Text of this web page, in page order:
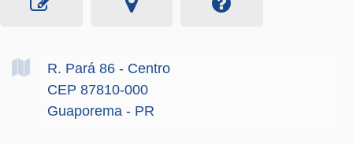
R. Pará 86 - Centro
CEP 87810-000
Guaporema - PR